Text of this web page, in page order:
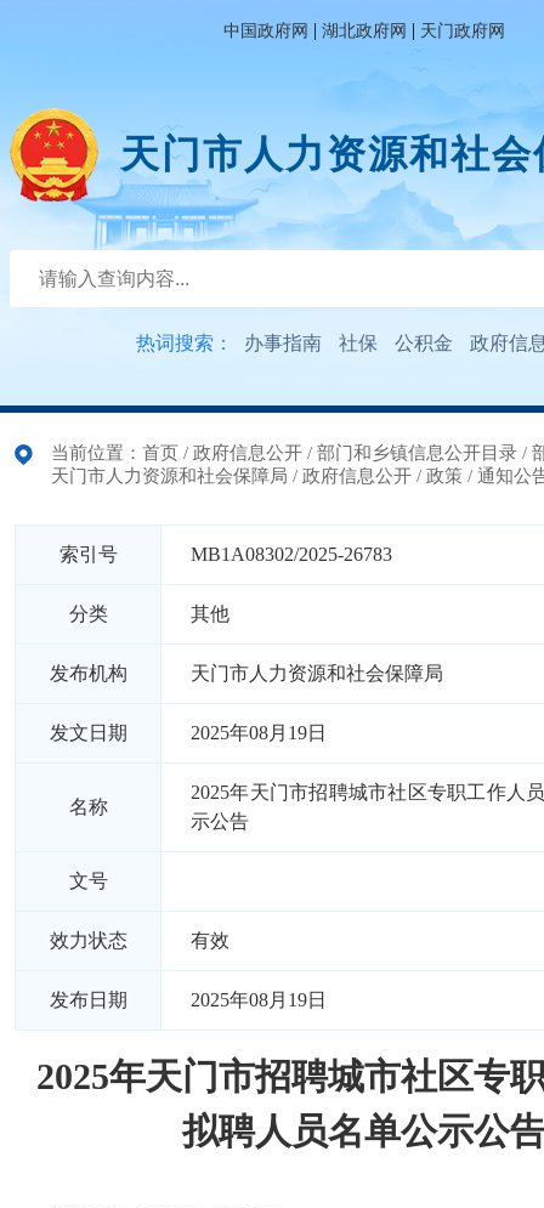
中国政府网 | 湖北政府网 | 天门政府网
天门市人力资源和社
热词搜索： 办事指南 社保 公积金 政府信
当前位置： 首页 / 政府信息公开 / 部门和乡镇信息公开目录 /
天门市人力资源和社会保障局 / 政府信息公开 / 政策 / 通知公
索引号 MB1A08302/2025-26783
分类 其他
发布机构 天门市人力资源和社会保障局
发文日期 2025年08月19日
名称
2025年天门市招聘城市社区专职工作人
示公告
文号
效力状态 有效
发布日期 2025年08月19日
2025年天门市招聘城市社区专
拟聘人员名单公示公